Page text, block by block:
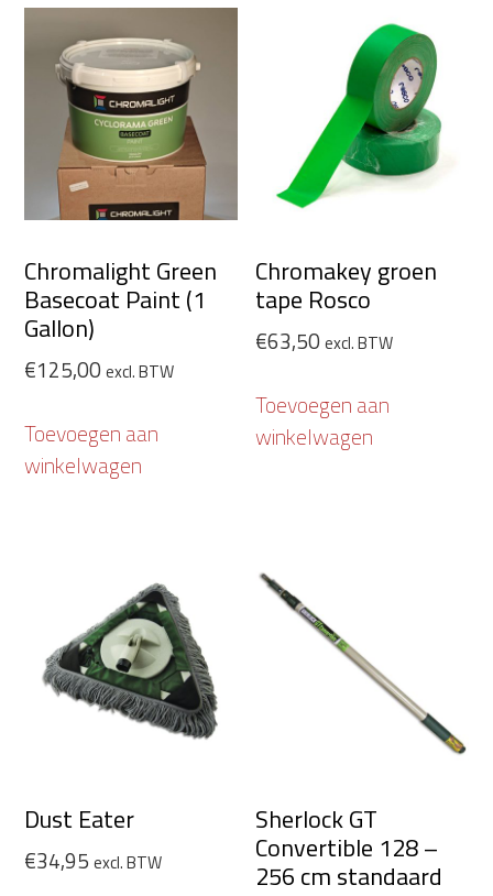
Chromalight Green
Basecoat Paint (1
Gallon)
€125,00 excl. BTW
Toevoegen aan
winkelwagen
Chromakey groen
tape Rosco
€63,50 excl. BTW
Toevoegen aan
winkelwagen
Dust Eater
€34,95 excl. BTW
Sherlock GT
Convertible 128 –
256 cm standaard